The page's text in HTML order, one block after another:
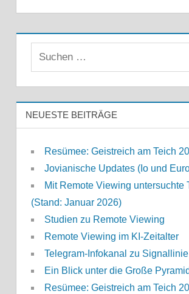
NEUESTE BEITRÄGE
Resümee: Geistreich am Teich
Jovianische Updates (Io und
Mit Remote Viewing untersuchte
(Stand: Januar 2026)
Studien zu Remote Viewing
Remote Viewing im KI-Zeitalter
Telegram-Infokanal zu Signallinie
Ein Blick unter die Große
Resümee: Geistreich am Teich